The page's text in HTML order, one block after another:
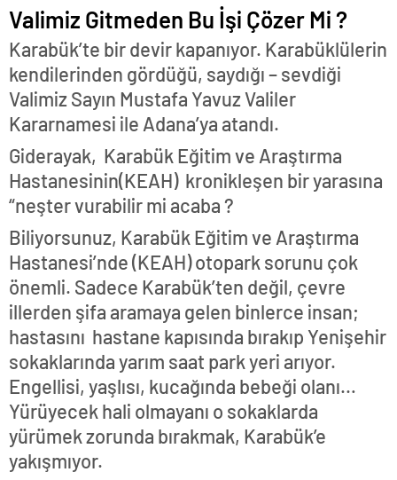
Valimiz Gitmeden Bu İşi Çözer Mi ?
Karabük’te bir devir kapanıyor. Karabüklülerin
kendilerinden gördüğü, saydığı – sevdiği
Valimiz Sayın Mustafa Yavuz Valiler
Kararnamesi ile Adana’ya atandı.
Giderayak, Karabük Eğitim ve Araştırma
Hastanesinin(KEAH) kronikleşen bir yarasına
“neşter vurabilir mi acaba ?
Biliyorsunuz, Karabük Eğitim ve Araştırma
Hastanesi’nde (KEAH) otopark sorunu çok
önemli. Sadece Karabük’ten değil, çevre
illerden şifa aramaya gelen binlerce insan;
hastasını hastane kapısında bırakıp Yenişehir
sokaklarında yarım saat park yeri arıyor.
Engellisi, yaşlısı, kucağında bebeği olanı…
Yürüyecek hali olmayanı o sokaklarda
yürümek zorunda bırakmak, Karabük’e
yakışmıyor.